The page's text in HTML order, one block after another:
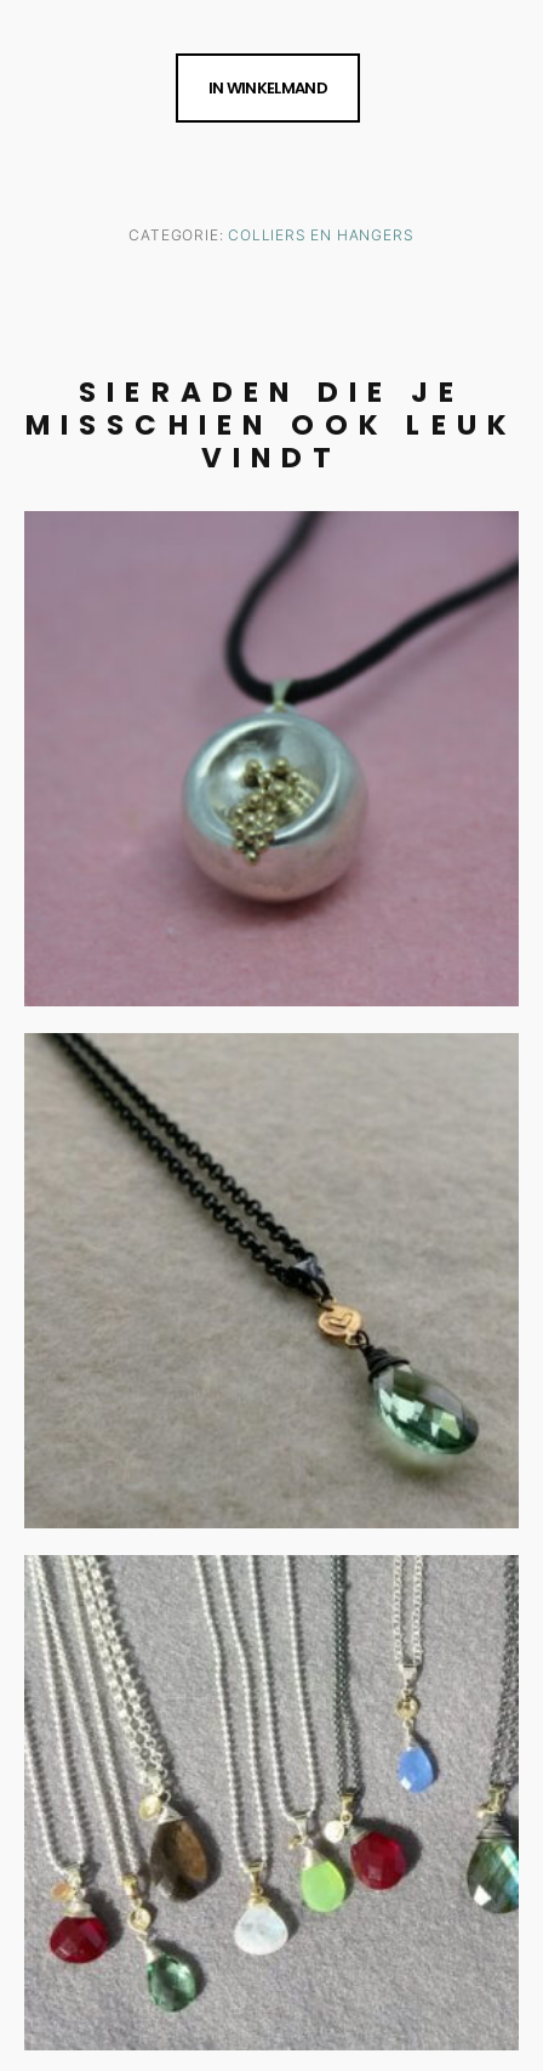
IN WINKELMAND
CATEGORIE:COLLIERS EN HANGERS
SIERADEN DIE JE
MISSCHIEN OOK LEUK
VINDT
Waterval hanger in zilver
en goud
€165.00
IN WINKELMAND
Collier in gezwart zilver en
goud met groene
amethist
€ 135.00
IN WINKELMAND
Collier met peervormige
edelsteen
€135.00
IN WINKELMAND